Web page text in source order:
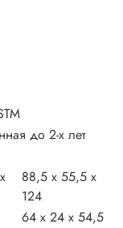
до 2-х лет
88,5 x 55,5 x
124
64 x 24 x 54,5